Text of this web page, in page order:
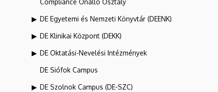
Compliance Önálló Osztály
DE Egyetemi és Nemzeti Könyvtár (DEENK)
DE Klinikai Központ (DEKK)
DE Oktatási-Nevelési Intézmények
DE Siófok Campus
DE Szolnok Campus (DE-SZC)